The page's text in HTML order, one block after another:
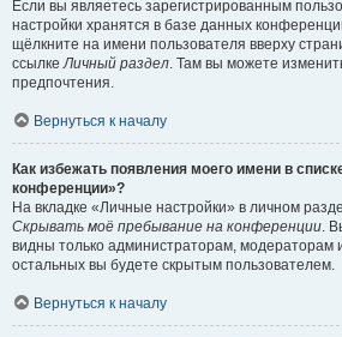
Если вы являетесь зарегистрированным
настройки хранятся в базе данных
щёлкните на имени пользователя вверху
ссылкеЛичный раздел. Там вы можете
предпочтения.
Вернуться к началу
Как избежать появления моего имени в
конференции»?
На вкладке «Личные настройки» в личном
Скрывать моё пребывание на конференции.
видны только администраторам, модераторам
остальных вы будете скрытым пользователем.
Вернуться к началу